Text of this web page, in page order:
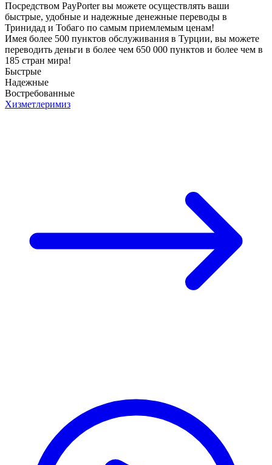
Посредством PayPorter вы можете осуществлять ваши
быстрые, удобные и надежные денежные переводы в
Тринидад и Тобаго по самым приемлемым ценам!
Имея более 500 пунктов обслуживания в Турции, вы можете
переводить деньги в более чем 650 000 пунктов и более чем в
185 стран мира!
Быстрые
Надежные
Востребованные
Хизметлеримиз